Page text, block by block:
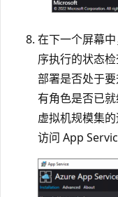
在下一个屏幕
序执行的状态
部署是否处于
有角色是否已
虚拟机规模集
访问 App